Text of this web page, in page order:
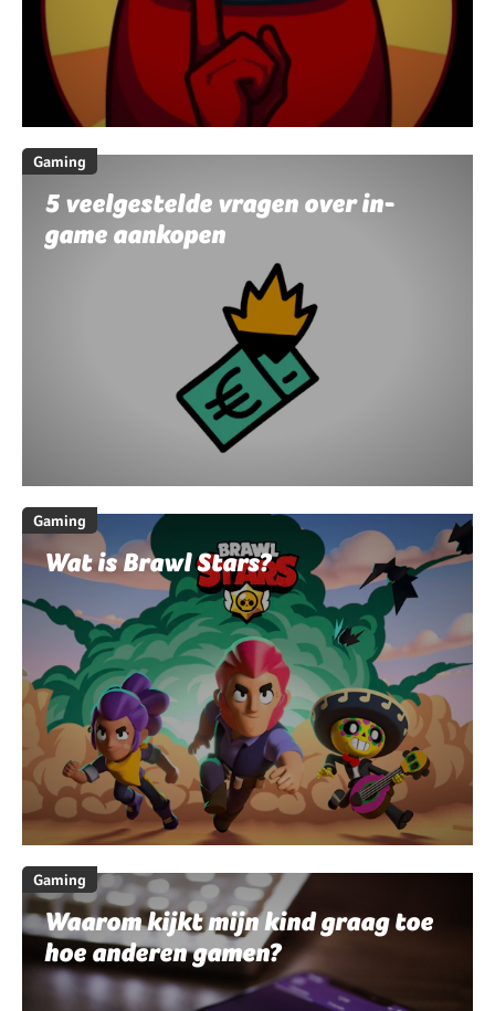
Gaming
5 veelgestelde vragen over in-
game aankopen
Gaming
Wat is Brawl Stars?
Gaming
Waarom kijkt mijn kind graag toe
hoe anderen gamen?